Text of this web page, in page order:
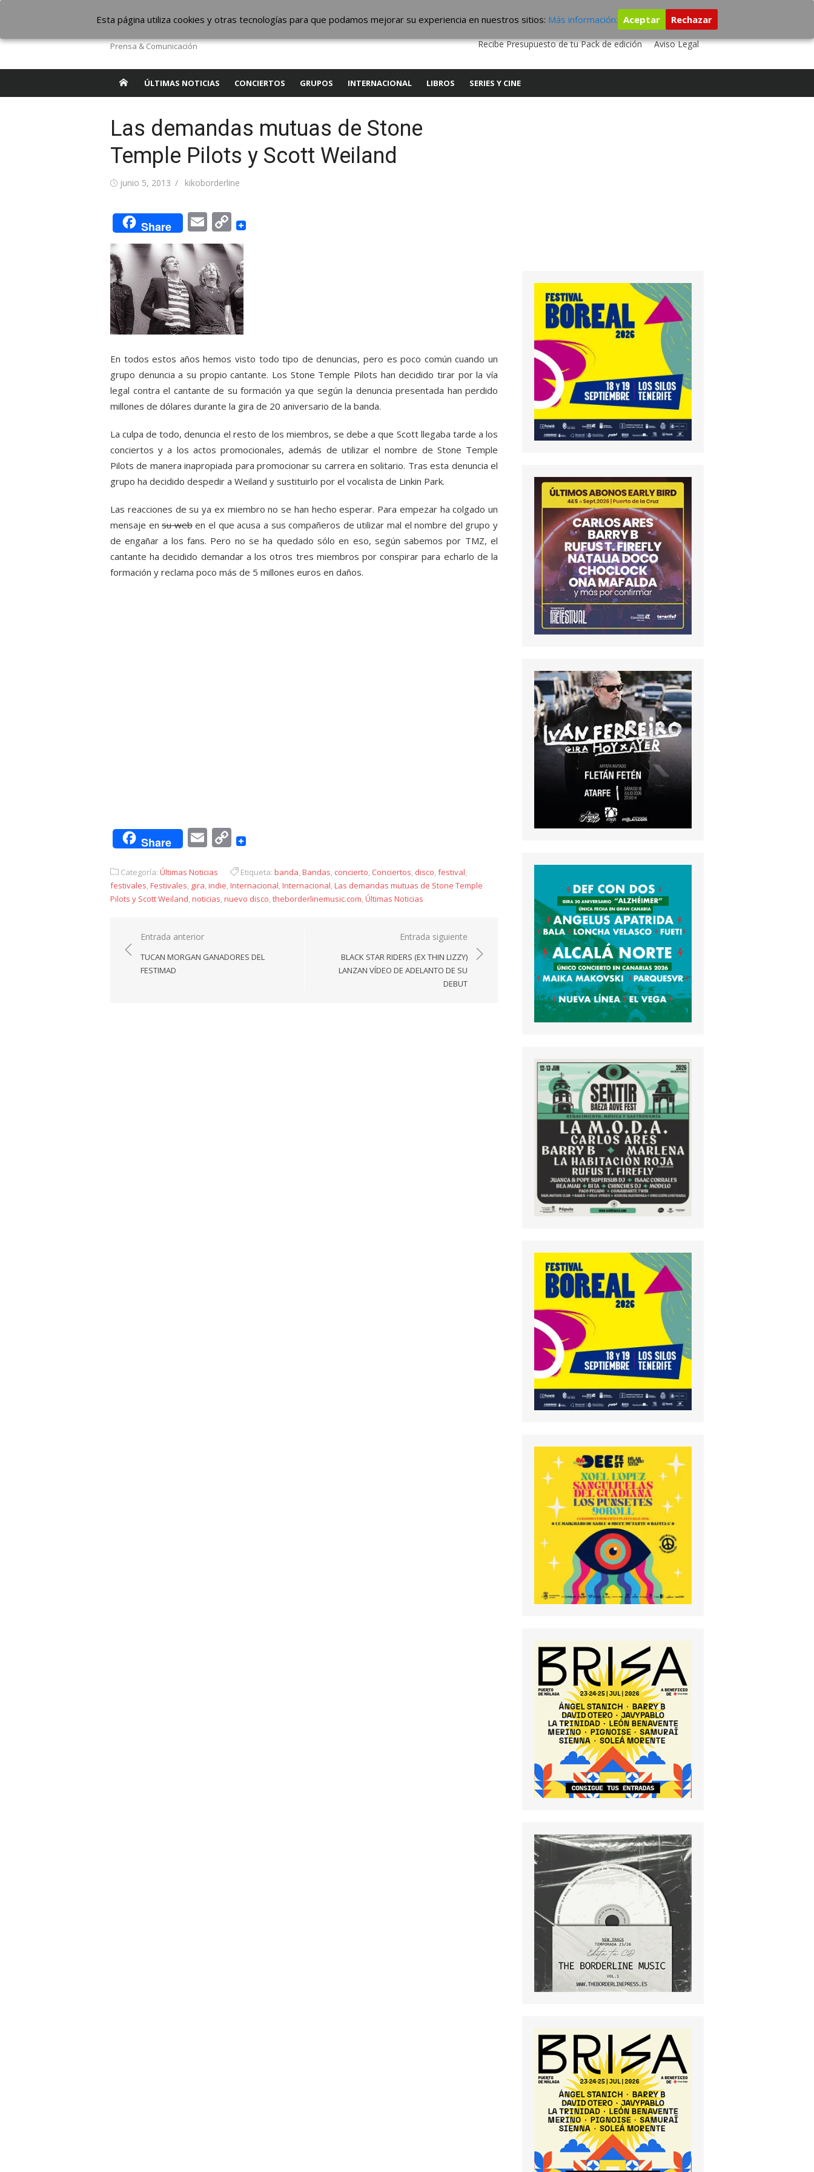
contenido
The Borderline Music
Prensa & Comunicación
QUIENES SOMOS CONTACTO SERVICIOS EDITA TU DISCO
ESTUDIO DE GRABACIÓN
Recibe Presupuesto de tu Pack de edición
Aviso Legal
ÚLTIMAS NOTICIAS CONCIERTOS GRUPOS INTERNACIONAL LIBROS SERIES Y CINE
Las demandas mutuas de Stone
Temple Pilots y Scott Weiland
Publicada
junio 5, 2013 Autor
kikoborderline
Share EmailCopy
Link
En todos estos años hemos visto todo tipo de denuncias, pero es poco común cuando un
grupo denuncia a su propio cantante. Los Stone Temple Pilots han decidido tirar por la vía
legal contra el cantante de su formación ya que según la denuncia presentada han perdido
millones de dólares durante la gira de 20 aniversario de la banda.
La culpa de todo, denuncia el resto de los miembros, se debe a que Scott llegaba tarde a los
conciertos y a los actos promocionales, además de utilizar el nombre de Stone Temple
Pilots de manera inapropiada para promocionar su carrera en solitario. Tras esta denuncia el
grupo ha decidido despedir a Weiland y sustituirlo por el vocalista de Linkin Park.
Las reacciones de su ya ex miembro no se han hecho esperar. Para empezar ha colgado un
mensaje ensu weben el que acusa a sus compañeros de utilizar mal el nombre del grupo y
de engañar a los fans. Pero no se ha quedado sólo en eso, según sabemos por TMZ, el
cantante ha decidido demandar a los otros tres miembros por conspirar para echarlo de la
formación y reclama poco más de 5 millones euros en daños.
Share EmailCopy
Categoría: Últimas Noticias Etiqueta: banda,Bandas, concierto, Conciertos, disco,festival,
festivales,Festivales, gira,indie,Internacional,Internacional,Las demandas mutuas de Stone Temple
Pilots y Scott Weiland,noticias,nuevo disco,theborderlinemusic.com,Últimas Noticias
Navegación
de
entradas
Entrada anterior
TUCAN MORGAN GANADORES DEL
FESTIMAD
Entrada siguiente
BLACK STAR RIDERS (EX THIN LIZZY)
LANZAN VÍDEO DE ADELANTO DE SU
DEBUT
Esta página utiliza cookies y otras tecnologías para que podamos mejorar su experiencia en nuestros sitios: Más información. Aceptar Rechazar